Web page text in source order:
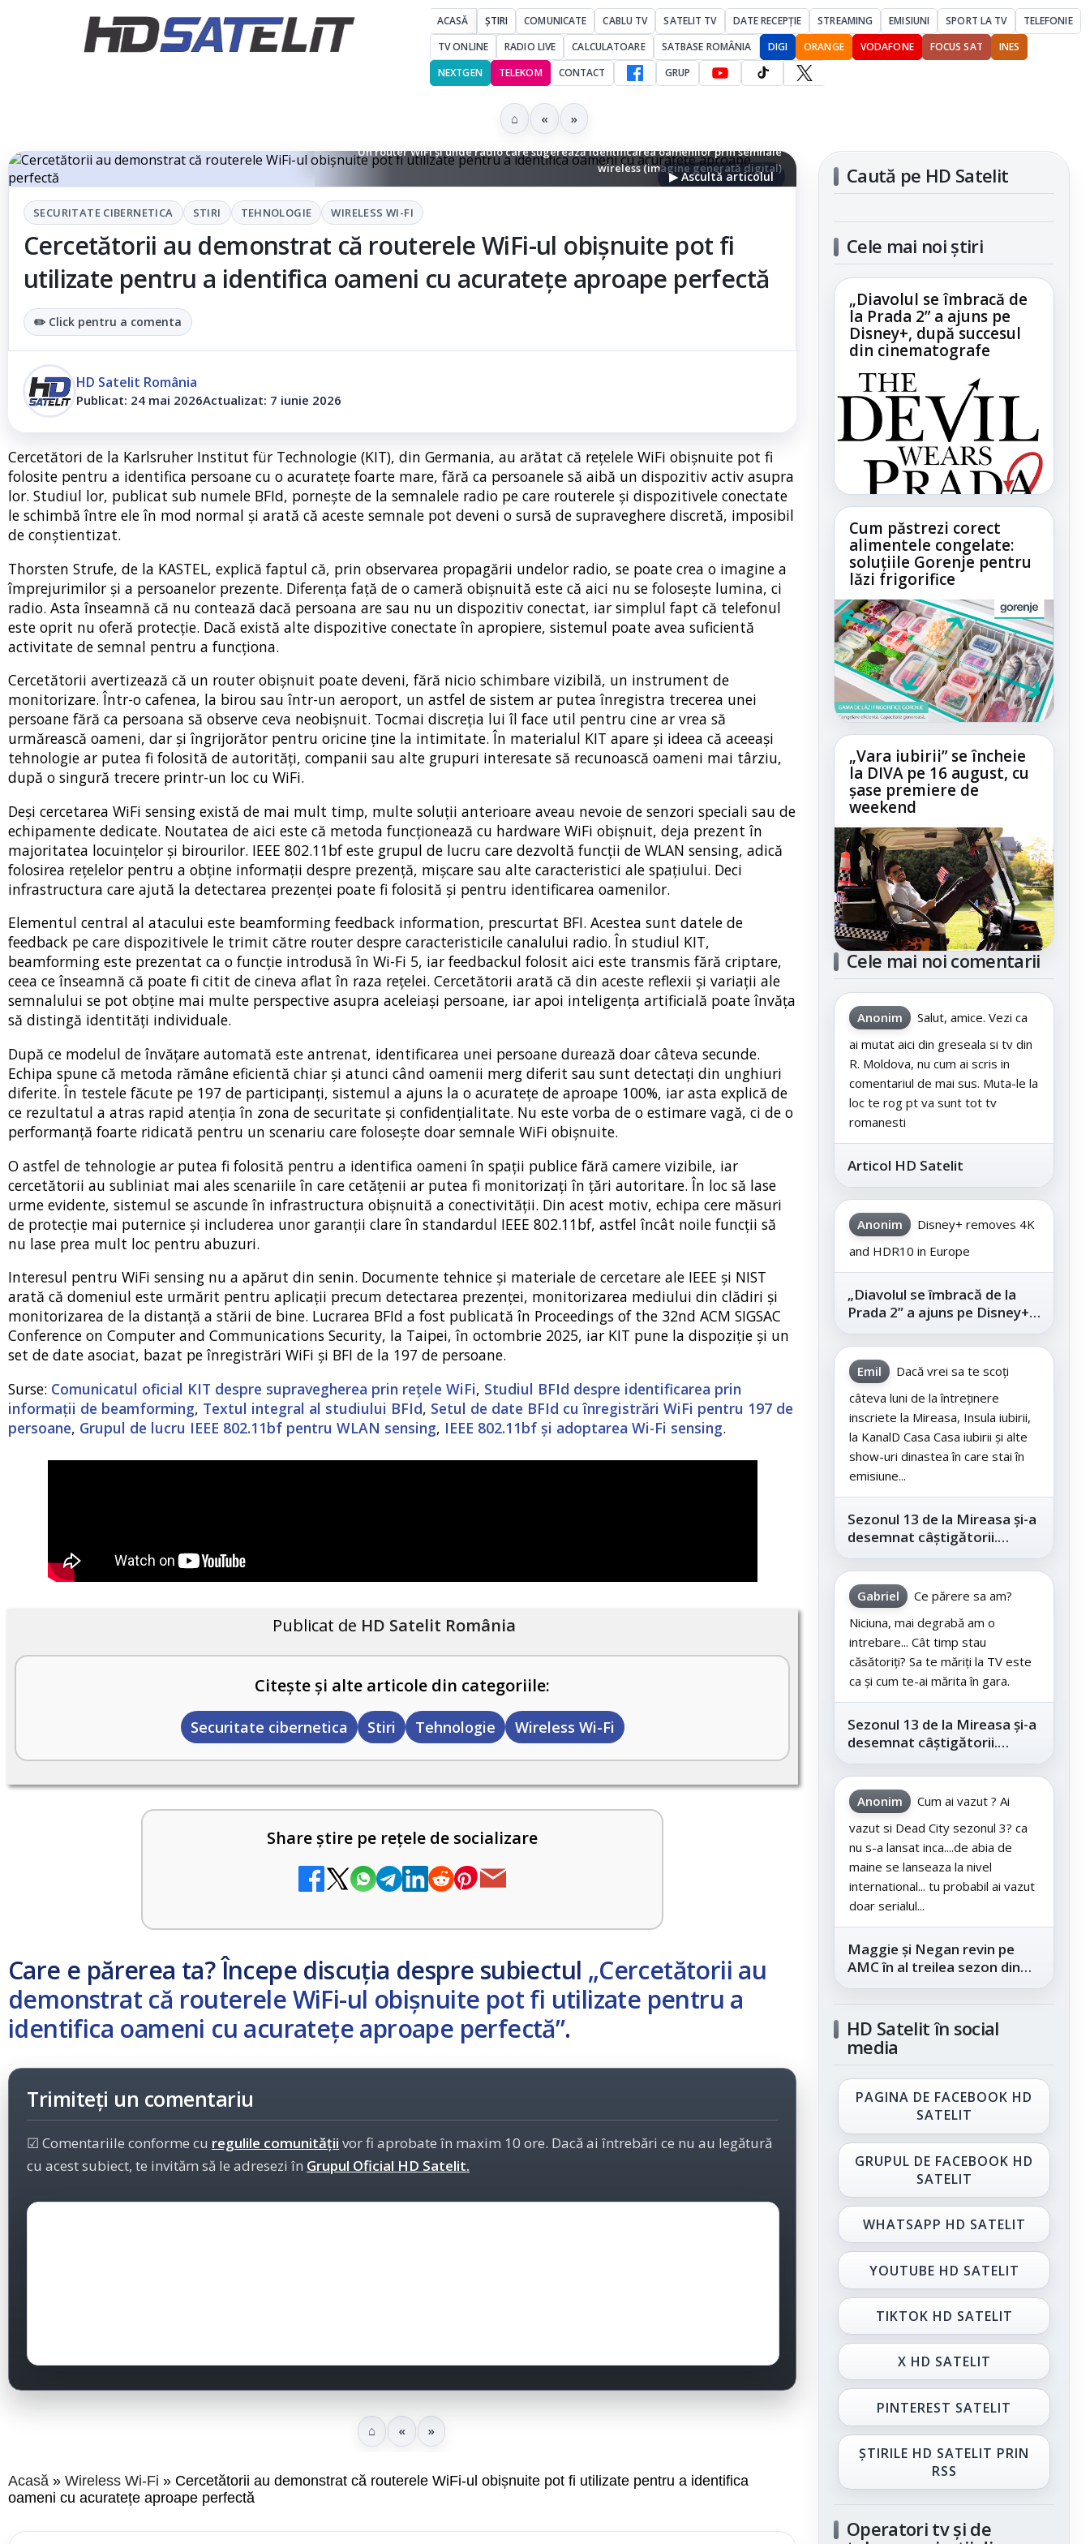
ACASĂ ȘTIRI COMUNICATE CABLU TV SATELIT TV DATE RECEPȚIE STREAMING EMISIUNI SPORT LA TV
TELEFONIE
TV ONLINE
RADIO LIVE CALCULATOARE SATBASE ROMÂNIA DIGI ORANGE VODAFONE FOCUS SAT
INES
NEXTGEN
TELEKOM CONTACT GRUP
⌂ « »
Un router WiFi și unde radio care sugerează identificarea oamenilor prin semnale
wireless (imagine generată digital)
▶ Ascultă articolul
SECURITATE CIBERNETICA STIRI TEHNOLOGIE WIRELESS WI-FI
Cercetătorii au demonstrat că routerele WiFi-ul obișnuite pot fi
utilizate pentru a identifica oameni cu acuratețe aproape perfectă
✏️ Click pentru a comenta
HD Satelit România
Publicat: 24 mai 2026Actualizat: 7 iunie 2026
Cercetători de la Karlsruher Institut für Technologie (KIT), din Germania, au arătat că rețelele WiFi obișnuite pot fi
folosite pentru a identifica persoane cu o acuratețe foarte mare, fără ca persoanele să aibă un dispozitiv activ asupra
lor. Studiul lor, publicat sub numele BFId, pornește de la semnalele radio pe care routerele și dispozitivele conectate
le schimbă între ele în mod normal și arată că aceste semnale pot deveni o sursă de supraveghere discretă, imposibil
de conștientizat.
Thorsten Strufe, de la KASTEL, explică faptul că, prin observarea propagării undelor radio, se poate crea o imagine a
împrejurimilor și a persoanelor prezente. Diferența față de o cameră obișnuită este că aici nu se folosește lumina, ci
radio. Asta înseamnă că nu contează dacă persoana are sau nu un dispozitiv conectat, iar simplul fapt că telefonul
este oprit nu oferă protecție. Dacă există alte dispozitive conectate în apropiere, sistemul poate avea suficientă
activitate de semnal pentru a funcționa.
Cercetătorii avertizează că un router obișnuit poate deveni, fără nicio schimbare vizibilă, un instrument de
monitorizare. Într-o cafenea, la birou sau într-un aeroport, un astfel de sistem ar putea înregistra trecerea unei
persoane fără ca persoana să observe ceva neobișnuit. Tocmai discreția lui îl face util pentru cine ar vrea să
urmărească oameni, dar și îngrijorător pentru oricine ține la intimitate. În materialul KIT apare și ideea că aceeași
tehnologie ar putea fi folosită de autorități, companii sau alte grupuri interesate să recunoască oameni mai târziu,
după o singură trecere printr-un loc cu WiFi.
Deși cercetarea WiFi sensing există de mai mult timp, multe soluții anterioare aveau nevoie de senzori speciali sau de
echipamente dedicate. Noutatea de aici este că metoda funcționează cu hardware WiFi obișnuit, deja prezent în
majoritatea locuințelor și birourilor. IEEE 802.11bf este grupul de lucru care dezvoltă funcții de WLAN sensing, adică
folosirea rețelelor pentru a obține informații despre prezență, mișcare sau alte caracteristici ale spațiului. Deci
infrastructura care ajută la detectarea prezenței poate fi folosită și pentru identificarea oamenilor.
Elementul central al atacului este beamforming feedback information, prescurtat BFI. Acestea sunt datele de
feedback pe care dispozitivele le trimit către router despre caracteristicile canalului radio. În studiul KIT,
beamforming este prezentat ca o funcție introdusă în Wi-Fi 5, iar feedbackul folosit aici este transmis fără criptare,
ceea ce înseamnă că poate fi citit de cineva aflat în raza rețelei. Cercetătorii arată că din aceste reflexii și variații ale
semnalului se pot obține mai multe perspective asupra aceleiași persoane, iar apoi inteligența artificială poate învăța
să distingă identități individuale.
După ce modelul de învățare automată este antrenat, identificarea unei persoane durează doar câteva secunde.
Echipa spune că metoda rămâne eficientă chiar și atunci când oamenii merg diferit sau sunt detectați din unghiuri
diferite. În testele făcute pe 197 de participanți, sistemul a ajuns la o acuratețe de aproape 100%, iar asta explică de
ce rezultatul a atras rapid atenția în zona de securitate și confidențialitate. Nu este vorba de o estimare vagă, ci de o
performanță foarte ridicată pentru un scenariu care folosește doar semnale WiFi obișnuite.
O astfel de tehnologie ar putea fi folosită pentru a identifica oameni în spații publice fără camere vizibile, iar
cercetătorii au subliniat mai ales scenariile în care cetățenii ar putea fi monitorizați în țări autoritare. În loc să lase
urme evidente, sistemul se ascunde în infrastructura obișnuită a conectivității. Din acest motiv, echipa cere măsuri
de protecție mai puternice și includerea unor garanții clare în standardul IEEE 802.11bf, astfel încât noile funcții să
nu lase prea mult loc pentru abuzuri.
Interesul pentru WiFi sensing nu a apărut din senin. Documente tehnice și materiale de cercetare ale IEEE și NIST
arată că domeniul este urmărit pentru aplicații precum detectarea prezenței, monitorizarea mediului din clădiri și
monitorizarea de la distanță a stării de bine. Lucrarea BFId a fost publicată în Proceedings of the 32nd ACM SIGSAC
Conference on Computer and Communications Security, la Taipei, în octombrie 2025, iar KIT pune la dispoziție și un
set de date asociat, bazat pe înregistrări WiFi și BFI de la 197 de persoane.
Surse: Comunicatul oficial KIT despre supravegherea prin rețele WiFi, Studiul BFId despre identificarea prin
informații de beamforming, Textul integral al studiului BFId, Setul de date BFId cu înregistrări WiFi pentru 197 de
persoane, Grupul de lucru IEEE 802.11bf pentru WLAN sensing, IEEE 802.11bf și adoptarea Wi-Fi sensing.
Publicat de HD Satelit România
Citește și alte articole din categoriile:
Securitate cibernetica Stiri Tehnologie Wireless Wi-Fi
Share știre pe rețele de socializare
Care e părerea ta? Începe discuția despre subiectul „Cercetătorii au
demonstrat că routerele WiFi-ul obișnuite pot fi utilizate pentru a
identifica oameni cu acuratețe aproape perfectă”.
Trimiteți un comentariu
☑ Comentariile conforme cu regulile comunității vor fi aprobate în maxim 10 ore. Dacă ai întrebări ce nu au legătură
cu acest subiect, te invităm să le adresezi în Grupul Oficial HD Satelit.
⌂ « »
Acasă Wireless Wi-Fi
Cercetătorii au demonstrat că routerele WiFi-ul obișnuite pot fi utilizate pentru a identifica
oameni cu acuratețe aproape perfectă
Caută pe HD Satelit
Cele mai noi știri
„Diavolul se îmbracă de
la Prada 2” a ajuns pe
Disney+, după succesul
din cinematografe
Cum păstrezi corect
alimentele congelate:
soluțiile Gorenje pentru
lăzi frigorifice
„Vara iubirii” se încheie
la DIVA pe 16 august, cu
șase premiere de
weekend
Cele mai noi comentarii
Anonim
Salut, amice. Vezi ca
ai mutat aici din greseala si tv din
R. Moldova, nu cum ai scris in
comentariul de mai sus. Muta-le la
loc te rog pt va sunt tot tv
romanesti
Articol HD Satelit
Anonim
Disney+ removes 4K
and HDR10 in Europe
„Diavolul se îmbracă de la
Prada 2” a ajuns pe Disney+,
după succesul din
cinematografe
Emil
Dacă vrei sa te scoți
câteva luni de la întreținere
inscriete la Mireasa, Insula iubirii,
la KanalD Casa Casa iubirii și alte
show-uri dinastea în care stai în
emisiune...
Sezonul 13 de la Mireasa și-a
desemnat câștigătorii.
Telespectatorii au decis care
este...
Gabriel
Ce părere sa am?
Niciuna, mai degrabă am o
intrebare... Cât timp stau
căsătoriți? Sa te măriți la TV este
ca și cum te-ai mărita în gara.
Sezonul 13 de la Mireasa și-a
desemnat câștigătorii.
Telespectatorii au decis care
este...
Anonim
Cum ai vazut ? Ai
vazut si Dead City sezonul 3? ca
nu s-a lansat inca....de abia de
maine se lanseaza la nivel
international... tu probabil ai vazut
doar serialul...
Maggie și Negan revin pe
AMC în al treilea sezon din
„The Walking Dead: Dead
HD Satelit în social
media
PAGINA DE FACEBOOK HD
SATELIT
GRUPUL DE FACEBOOK HD
SATELIT
WHATSAPP HD SATELIT
YOUTUBE HD SATELIT
TIKTOK HD SATELIT
X HD SATELIT
PINTEREST SATELIT
ȘTIRILE HD SATELIT PRIN
RSS
Operatori tv și de